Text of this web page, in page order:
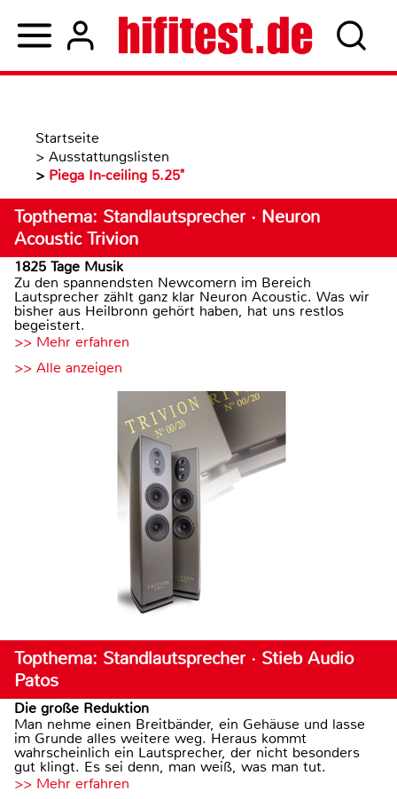
Startseite
> Ausstattungslisten
> Piega In-ceiling 5.25"
Topthema: Standlautsprecher · Neuron
Acoustic Trivion
1825 Tage Musik
Zu den spannendsten Newcomern im Bereich
Lautsprecher zählt ganz klar Neuron Acoustic. Was wir
bisher aus Heilbronn gehört haben, hat uns restlos
begeistert.
>> Mehr erfahren
>> Alle anzeigen
Topthema: Standlautsprecher · Stieb Audio
Patos
Die große Reduktion
Man nehme einen Breitbänder, ein Gehäuse und lasse
im Grunde alles weitere weg. Heraus kommt
wahrscheinlich ein Lautsprecher, der nicht besonders
gut klingt. Es sei denn, man weiß, was man tut.
>> Mehr erfahren